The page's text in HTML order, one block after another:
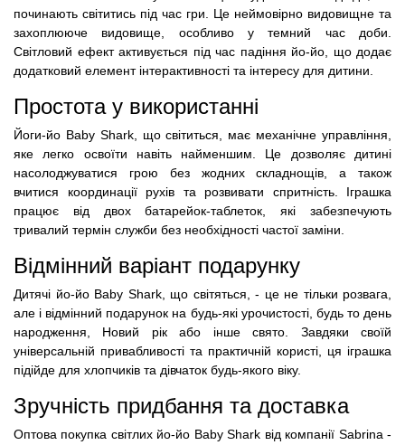
починають світитись під час гри. Це неймовірно видовищне та
захоплююче видовище, особливо у темний час доби.
Світловий ефект активується під час падіння йо-йо, що додає
додатковий елемент інтерактивності та інтересу для дитини.
Простота у використанні
Йоги-йо Baby Shark, що світиться, має механічне управління,
яке легко освоїти навіть найменшим. Це дозволяє дитині
насолоджуватися грою без жодних складнощів, а також
вчитися координації рухів та розвивати спритність. Іграшка
працює від двох батарейок-таблеток, які забезпечують
тривалий термін служби без необхідності частої заміни.
Відмінний варіант подарунку
Дитячі йо-йо Baby Shark, що світяться, - це не тільки розвага,
але і відмінний подарунок на будь-які урочистості, будь то день
народження, Новий рік або інше свято. Завдяки своїй
універсальній привабливості та практичній користі, ця іграшка
підійде для хлопчиків та дівчаток будь-якого віку.
Зручність придбання та доставка
Оптова покупка світлих йо-йо Baby Shark від компанії Sabrina -